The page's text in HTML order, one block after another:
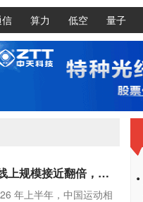
算力 低空 量子
洛图科技：2026 年上半年中国运动相机市场线上规模接近翻倍，大疆与影石合占 97.9% 销售额
年上半年，中国运动相